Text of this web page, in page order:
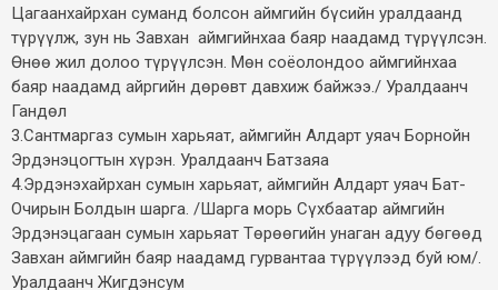
Цагаанхайрхан суманд болсон аймгийн бүсийн уралдаанд
түрүүлж, зун нь Завхан аймгийнхаа баяр наадамд түрүүлсэн.
Өнөө жил долоо түрүүлсэн. Мөн соёолондоо аймгийнхаа
баяр наадамд айргийн дөрөвт давхиж байжээ./ Уралдаанч
Гандөл
3.Сантмаргаз сумын харьяат, аймгийн Алдарт уяач Борнойн
Эрдэнэцогтын хүрэн. Уралдаанч Батзаяа
4.Эрдэнэхайрхан сумын харьяат, аймгийн Алдарт уяач Бат-
Очирын Болдын шарга. /Шарга морь Сүхбаатар аймгийн
Эрдэнэцагаан сумын харьяат Төрөөгийн унаган адуу бөгөөд
Завхан аймгийн баяр наадамд гурвантаа түрүүлээд буй юм/.
Уралдаанч Жигдэнсум